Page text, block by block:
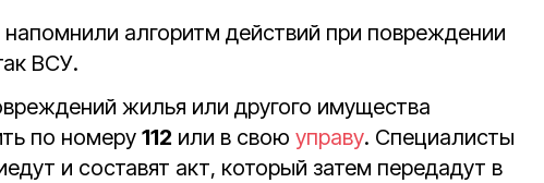
напомнили алгоритм действий при повреждении
ВСУ.
жилья или другого имущества
по номеру 112 или в свою управу. Специалисты
и составят акт, который затем передадут в